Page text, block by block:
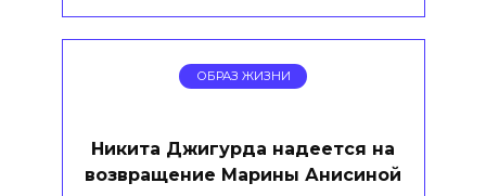
ОБРАЗ ЖИЗНИ
Никита Джигурда надеется на
возвращение Марины Анисиной